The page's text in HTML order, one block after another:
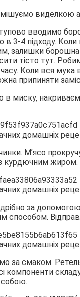
виделкою
вводимо
в 3-4 підходу. Коли
залишки
тісто тут.
Коли вся мука
припиняти
в миску,
М’ясо
курдючним жиром.
за
способом.
за смаком.
компоненти
собою.